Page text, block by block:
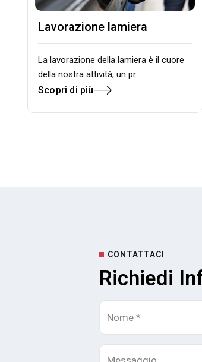
Lavorazione lamiera
La lavorazione della lamiera è il cuore
della nostra attività, un pr…
Scopri di più
CONTATTACI
Richiedi